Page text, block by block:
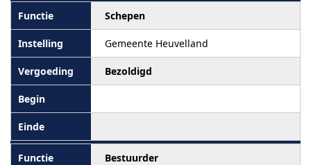
Schepen
Gemeente Heuvelland
Bezoldigd
Bestuurder